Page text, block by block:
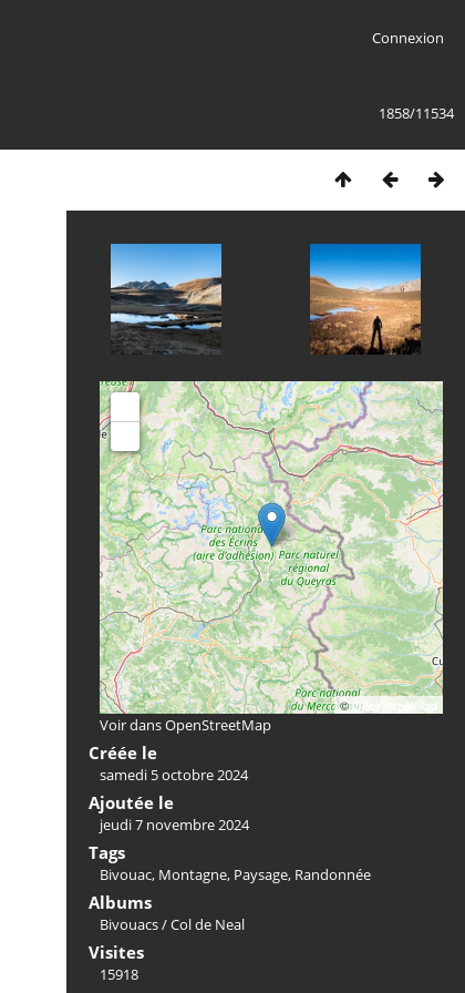
Connexion
1858/11534
©OpenStreetMap
Voir dans OpenStreetMap
Créée le
samedi 5 octobre 2024
Ajoutée le
jeudi 7 novembre 2024
Tags
Bivouac, Montagne, Paysage, Randonnée
Albums
Bivouacs/Col de Neal
Visites
15918